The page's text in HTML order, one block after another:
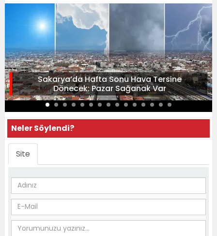
Sakarya’da Hafta Sonu Hava Tersine
Dönecek: Pazar Sağanak Var
Neler Söylendi?
Site